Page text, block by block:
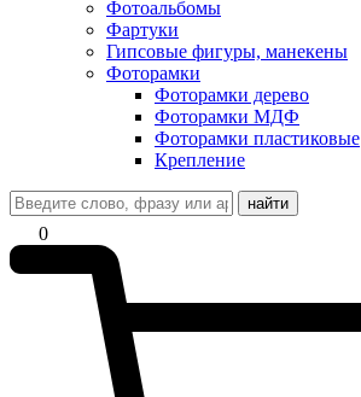
Фотоальбомы
Фартуки
Гипсовые фигуры, манекены
Фоторамки
Фоторамки дерево
Фоторамки МДФ
Фоторамки пластиковые
Крепление
найти
0